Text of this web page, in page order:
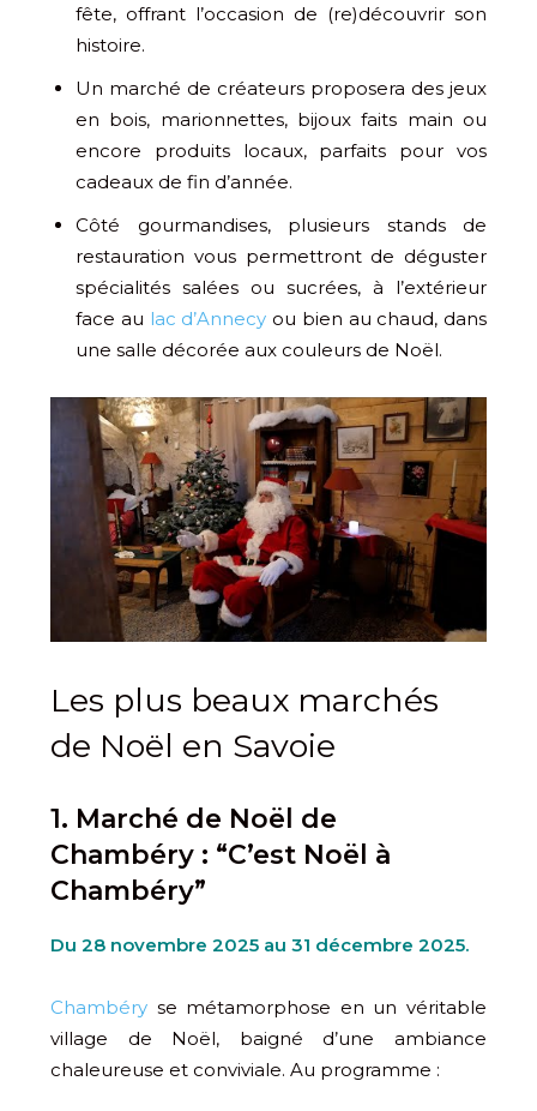
fête, offrant l’occasion de (re)découvrir son
histoire.
Un marché de créateurs proposera des jeux
en bois, marionnettes, bijoux faits main ou
encore produits locaux, parfaits pour vos
cadeaux de fin d’année.
Côté gourmandises, plusieurs stands de
restauration vous permettront de déguster
spécialités salées ou sucrées, à l’extérieur
face au lac d’Annecy ou bien au chaud, dans
une salle décorée aux couleurs de Noël.
Les plus beaux marchés
de Noël en Savoie
1. Marché de Noël de
Chambéry : “C’est Noël à
Chambéry”
Du 28 novembre 2025 au 31 décembre 2025.
Chambéry se métamorphose en un véritable
village de Noël, baigné d’une ambiance
chaleureuse et conviviale. Au programme :